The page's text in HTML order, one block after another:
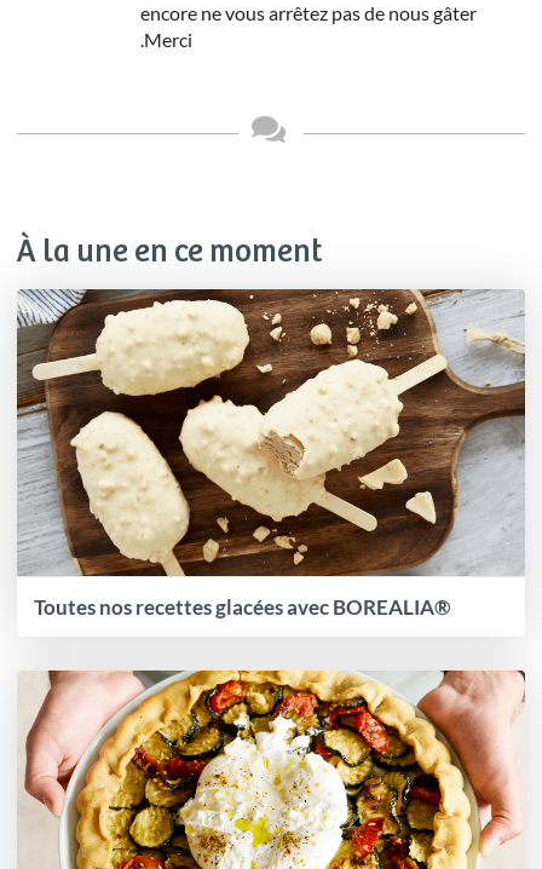
encore ne vous arrêtez pas de nous gâter
.Merci
À la une en ce moment
Toutes nos recettes glacées avec BOREALIA®